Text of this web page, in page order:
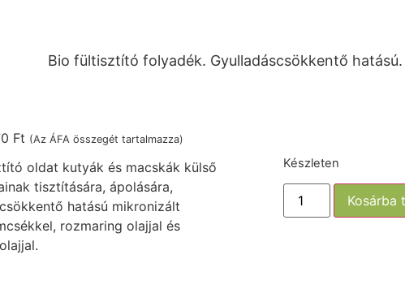
Bio fültisztító folyadék. Gyulladáscsökkentő hatású.
Ft (Az ÁFA összegét tartalmazza)
oldat kutyák és macskák külső
tisztítására, ápolására,
hatású mikronizált
rozmaring olajjal és
Készleten
Kosárba